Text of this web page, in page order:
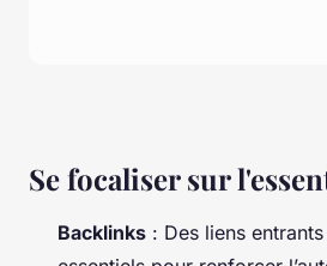
Se focaliser sur
Backlinks : Des liens